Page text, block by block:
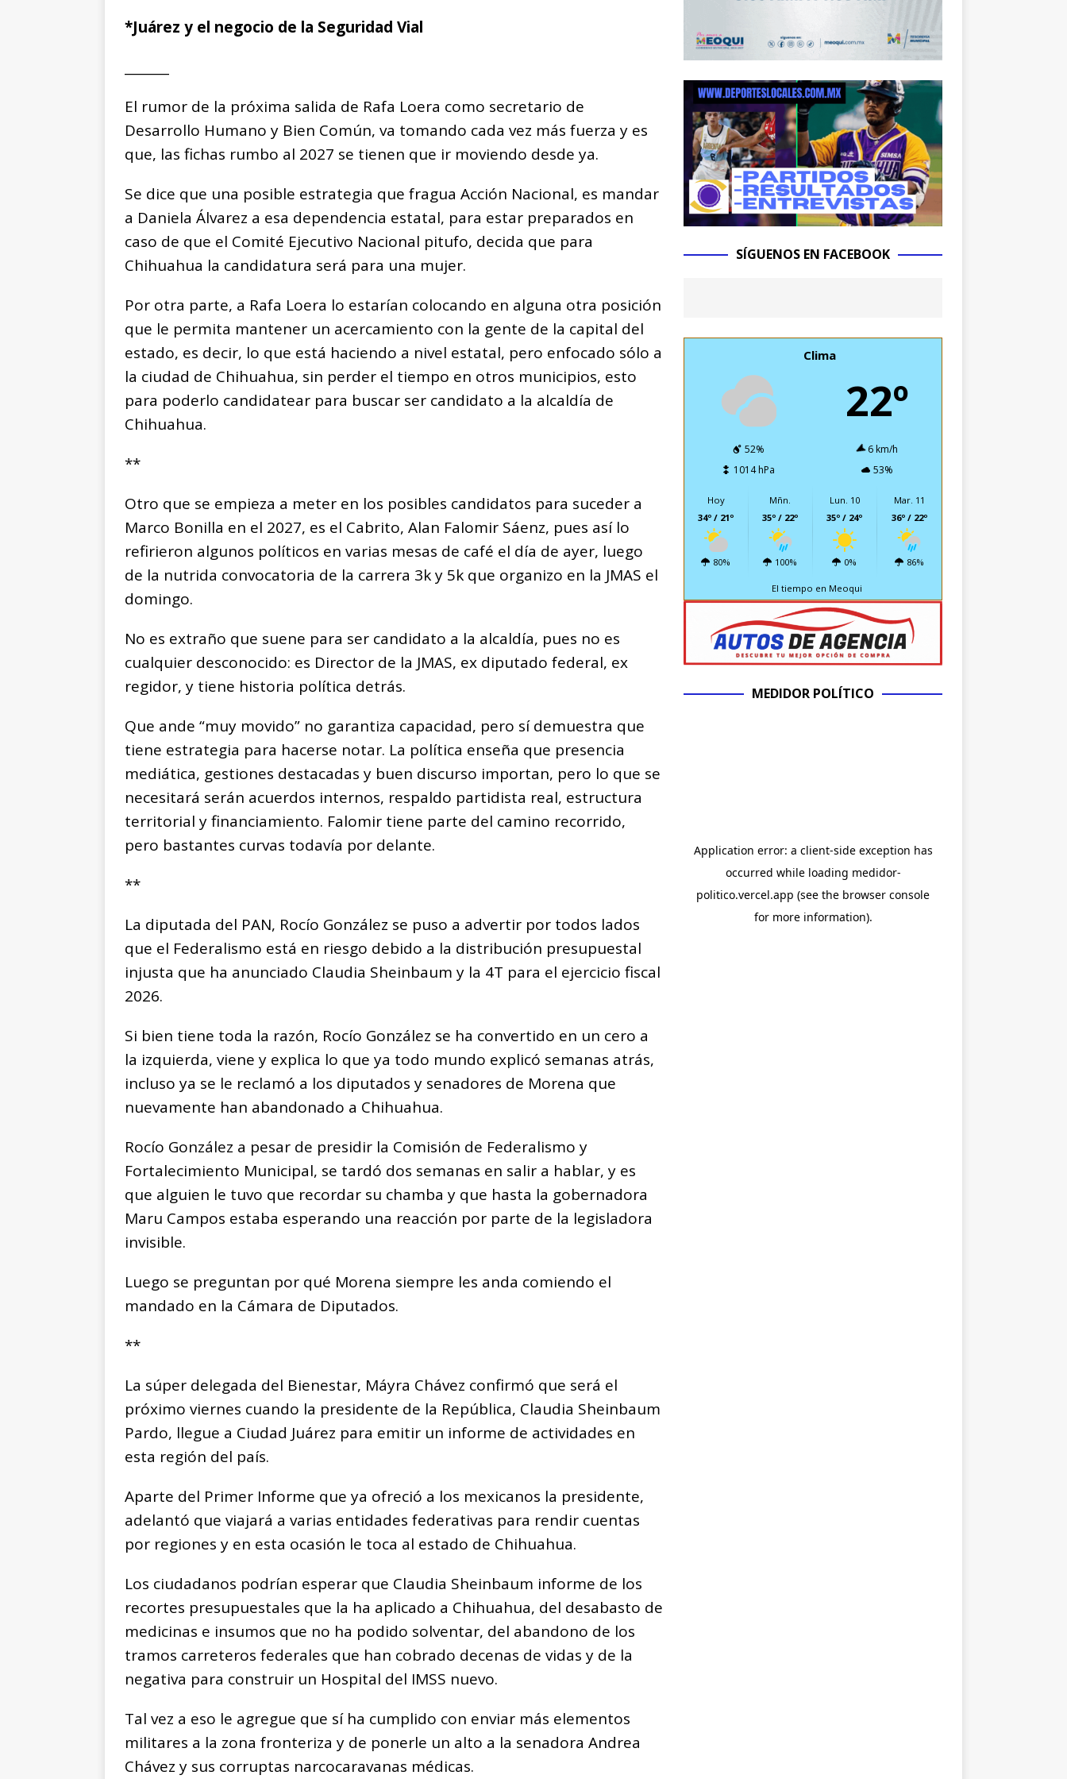
*Juárez y el negocio de la Seguridad Vial
El rumor de la próxima salida de Rafa Loera como secretario de
Desarrollo Humano y Bien Común, va tomando cada vez más fuerza y es
que, las fichas rumbo al 2027 se tienen que ir moviendo desde ya.
Se dice que una posible estrategia que fragua Acción Nacional, es mandar
a Daniela Álvarez a esa dependencia estatal, para estar preparados en
caso de que el Comité Ejecutivo Nacional pitufo, decida que para
Chihuahua la candidatura será para una mujer.
Por otra parte, a Rafa Loera lo estarían colocando en alguna otra posición
que le permita mantener un acercamiento con la gente de la capital del
estado, es decir, lo que está haciendo a nivel estatal, pero enfocado sólo a
la ciudad de Chihuahua, sin perder el tiempo en otros municipios, esto
para poderlo candidatear para buscar ser candidato a la alcaldía de
Chihuahua.
**
Otro que se empieza a meter en los posibles candidatos para suceder a
Marco Bonilla en el 2027, es el Cabrito, Alan Falomir Sáenz, pues así lo
refirieron algunos políticos en varias mesas de café el día de ayer, luego
de la nutrida convocatoria de la carrera 3k y 5k que organizo en la JMAS el
domingo.
No es extraño que suene para ser candidato a la alcaldía, pues no es
cualquier desconocido: es Director de la JMAS, ex diputado federal, ex
regidor, y tiene historia política detrás.
Que ande “muy movido” no garantiza capacidad, pero sí demuestra que
tiene estrategia para hacerse notar. La política enseña que presencia
mediática, gestiones destacadas y buen discurso importan, pero lo que se
necesitará serán acuerdos internos, respaldo partidista real, estructura
territorial y financiamiento. Falomir tiene parte del camino recorrido,
pero bastantes curvas todavía por delante.
**
La diputada del PAN, Rocío González se puso a advertir por todos lados
que el Federalismo está en riesgo debido a la distribución presupuestal
injusta que ha anunciado Claudia Sheinbaum y la 4T para el ejercicio fiscal
2026.
Si bien tiene toda la razón, Rocío González se ha convertido en un cero a
la izquierda, viene y explica lo que ya todo mundo explicó semanas atrás,
incluso ya se le reclamó a los diputados y senadores de Morena que
nuevamente han abandonado a Chihuahua.
Rocío González a pesar de presidir la Comisión de Federalismo y
Fortalecimiento Municipal, se tardó dos semanas en salir a hablar, y es
que alguien le tuvo que recordar su chamba y que hasta la gobernadora
Maru Campos estaba esperando una reacción por parte de la legisladora
invisible.
Luego se preguntan por qué Morena siempre les anda comiendo el
mandado en la Cámara de Diputados.
**
La súper delegada del Bienestar, Máyra Chávez confirmó que será el
próximo viernes cuando la presidente de la República, Claudia Sheinbaum
Pardo, llegue a Ciudad Juárez para emitir un informe de actividades en
esta región del país.
Aparte del Primer Informe que ya ofreció a los mexicanos la presidente,
adelantó que viajará a varias entidades federativas para rendir cuentas
por regiones y en esta ocasión le toca al estado de Chihuahua.
Los ciudadanos podrían esperar que Claudia Sheinbaum informe de los
recortes presupuestales que la ha aplicado a Chihuahua, del desabasto de
medicinas e insumos que no ha podido solventar, del abandono de los
tramos carreteros federales que han cobrado decenas de vidas y de la
negativa para construir un Hospital del IMSS nuevo.
Tal vez a eso le agregue que sí ha cumplido con enviar más elementos
militares a la zona fronteriza y de ponerle un alto a la senadora Andrea
Chávez y sus corruptas narcocaravanas médicas.
SÍGUENOS EN FACEBOOK
Clima
22º
52%
6 km/h
1014 hPa
53%
Hoy
34º / 21º
80%
Mñn.
35º / 22º
100%
Lun. 10
35º / 24º
0%
Mar. 11
36º / 22º
86%
El tiempo en Meoqui
MEDIDOR POLÍTICO